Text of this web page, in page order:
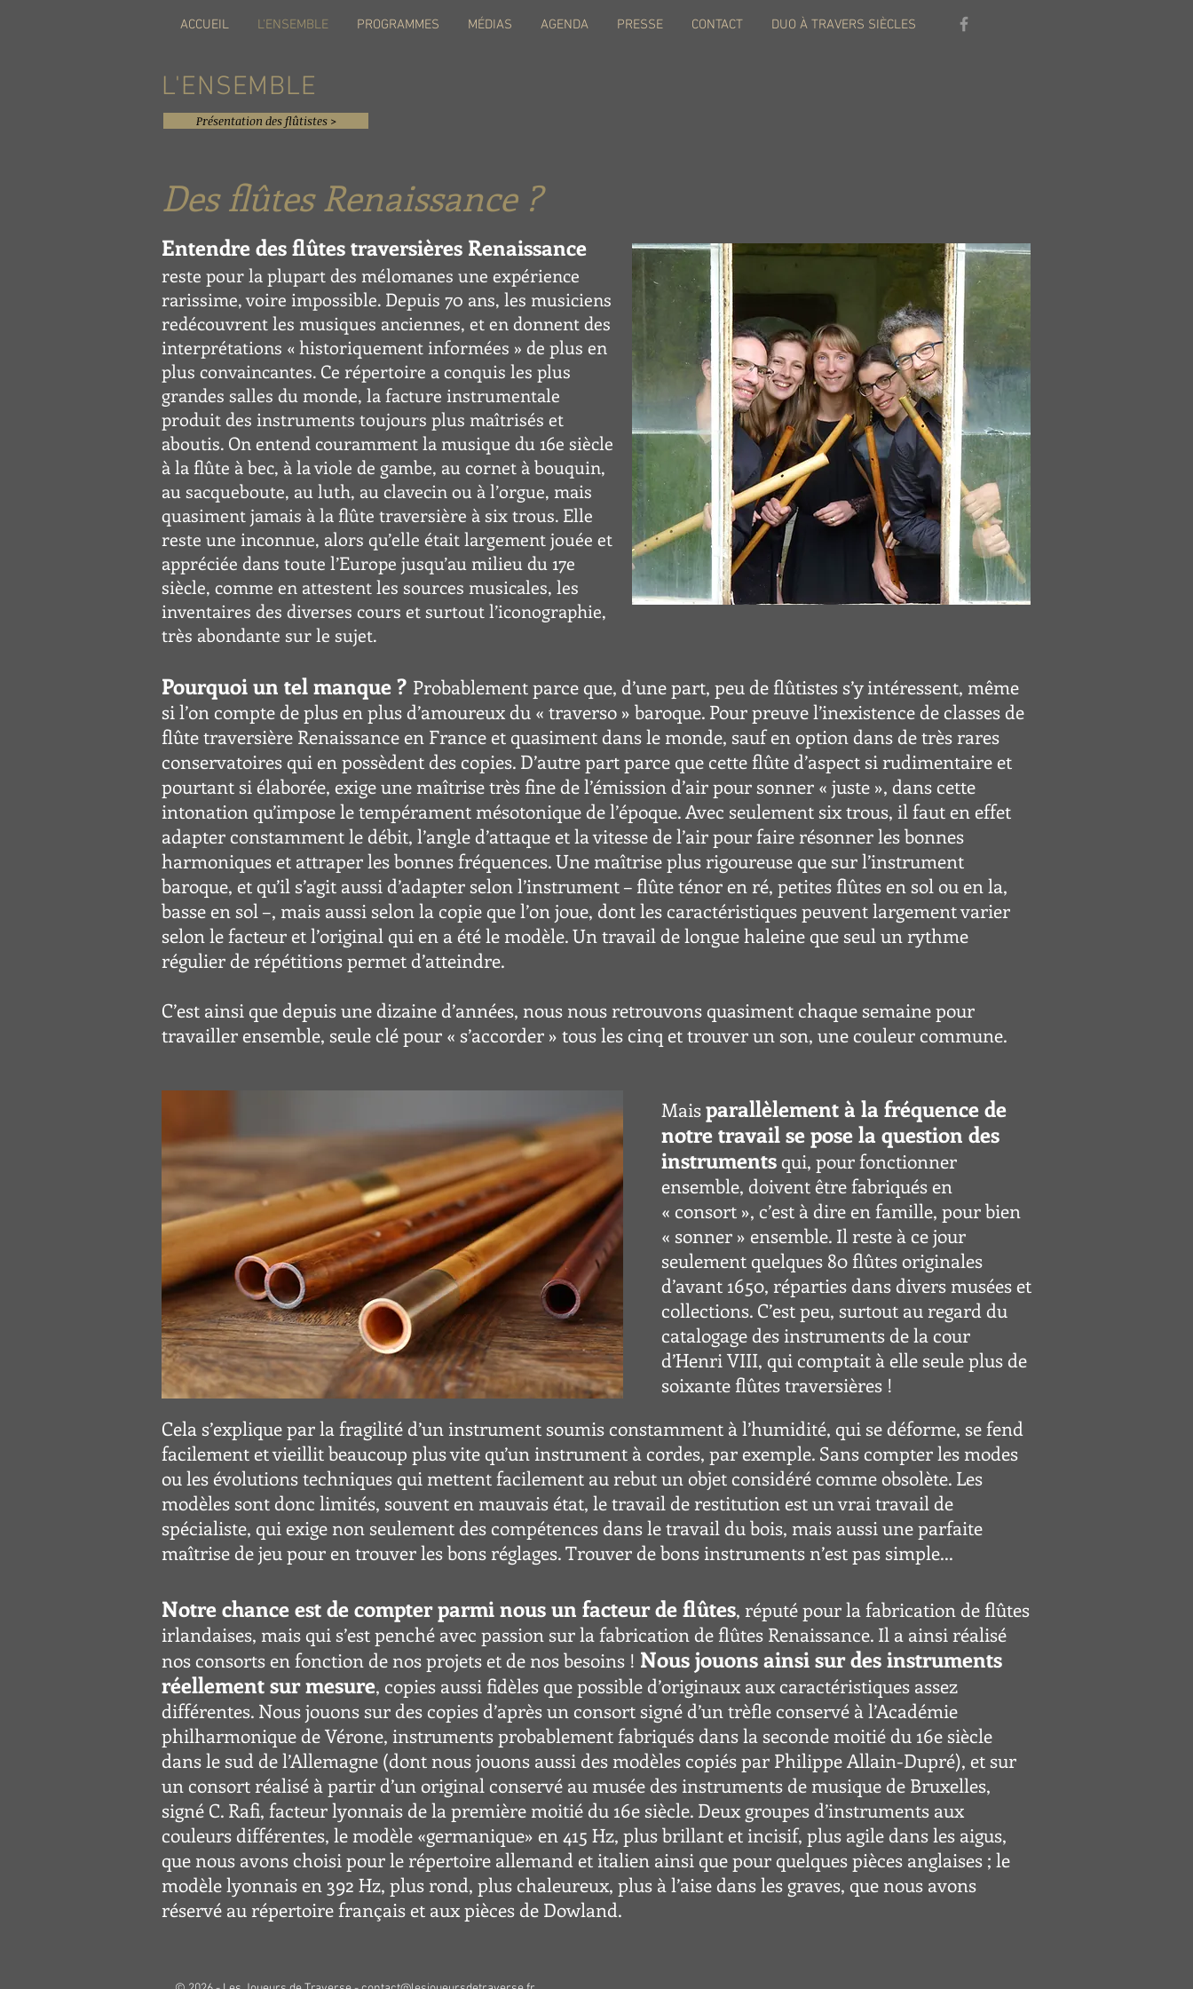
ACCUEIL L'ENSEMBLE PROGRAMMES MÉDIAS AGENDA PRESSE CONTACT DUO À TRAVERS SIÈCLES
L'ENSEMBLE
Présentation des flûtistes >
Des flûtes Renaissance ?
Entendre des flûtes traversières Renaissance
reste pour la plupart des mélomanes une expérience
rarissime, voire impossible. Depuis 70 ans, les musiciens
redécouvrent les musiques anciennes, et en donnent des
interprétations « historiquement informées » de plus en
plus convaincantes. Ce répertoire a conquis les plus
grandes salles du monde, la facture instrumentale
produit des instruments toujours plus maîtrisés et
aboutis. On entend couramment la musique du 16e siècle
à la flûte à bec, à la viole de gambe, au cornet à bouquin,
au sacqueboute, au luth, au clavecin ou à l’orgue, mais
quasiment jamais à la flûte traversière à six trous. Elle
reste une inconnue, alors qu’elle était largement jouée et
appréciée dans toute l’Europe jusqu’au milieu du 17e
siècle, comme en attestent les sources musicales, les
inventaires des diverses cours et surtout l’iconographie,
très abondante sur le sujet.
Pourquoi un tel manque ? Probablement parce que, d’une part, peu de flûtistes s’y intéressent, même
si l’on compte de plus en plus d’amoureux du « traverso » baroque. Pour preuve l’inexistence de classes de
flûte traversière Renaissance en France et quasiment dans le monde, sauf en option dans de très rares
conservatoires qui en possèdent des copies. D’autre part parce que cette flûte d’aspect si rudimentaire et
pourtant si élaborée, exige une maîtrise très fine de l’émission d’air pour sonner « juste », dans cette
intonation qu’impose le tempérament mésotonique de l’époque. Avec seulement six trous, il faut en effet
adapter constamment le débit, l’angle d’attaque et la vitesse de l’air pour faire résonner les bonnes
harmoniques et attraper les bonnes fréquences. Une maîtrise plus rigoureuse que sur l’instrument
baroque, et qu’il s’agit aussi d’adapter selon l’instrument – flûte ténor en ré, petites flûtes en sol ou en la,
basse en sol –, mais aussi selon la copie que l’on joue, dont les caractéristiques peuvent largement varier
selon le facteur et l’original qui en a été le modèle. Un travail de longue haleine que seul un rythme
régulier de répétitions permet d’atteindre.
C’est ainsi que depuis une dizaine d’années, nous nous retrouvons quasiment chaque semaine pour
travailler ensemble, seule clé pour « s’accorder » tous les cinq et trouver un son, une couleur commune.
Maisparallèlement à la fréquence de
notre travail se pose la question des
instruments qui, pour fonctionner
ensemble, doivent être fabriqués en
« consort », c’est à dire en famille, pour bien
« sonner » ensemble. Il reste à ce jour
seulement quelques 80 flûtes originales
d’avant 1650, réparties dans divers musées et
collections. C’est peu, surtout au regard du
catalogage des instruments de la cour
d’Henri VIII, qui comptait à elle seule plus de
soixante flûtes traversières !
Cela s’explique par la fragilité d’un instrument soumis constamment à l’humidité, qui se déforme, se fend
facilement et vieillit beaucoup plus vite qu’un instrument à cordes, par exemple. Sans compter les modes
ou les évolutions techniques qui mettent facilement au rebut un objet considéré comme obsolète. Les
modèles sont donc limités, souvent en mauvais état, le travail de restitution est un vrai travail de
spécialiste, qui exige non seulement des compétences dans le travail du bois, mais aussi une parfaite
maîtrise de jeu pour en trouver les bons réglages. Trouver de bons instruments n’est pas simple...
Notre chance est de compter parmi nous un facteur de flûtes, réputé pour la fabrication de flûtes
irlandaises, mais qui s’est penché avec passion sur la fabrication de flûtes Renaissance. Il a ainsi réalisé
nos consorts en fonction de nos projets et de nos besoins ! Nous jouons ainsi sur des instruments
réellement sur mesure, copies aussi fidèles que possible d’originaux aux caractéristiques assez
différentes. Nous jouons sur des copies d’après un consort signé d’un trèfle conservé à l’Académie
philharmonique de Vérone, instruments probablement fabriqués dans la seconde moitié du 16e siècle
dans le sud de l’Allemagne (dont nous jouons aussi des modèles copiés par Philippe Allain-Dupré), et sur
un consort réalisé à partir d’un original conservé au musée des instruments de musique de Bruxelles,
signé C. Rafi, facteur lyonnais de la première moitié du 16e siècle. Deux groupes d’instruments aux
couleurs différentes, le modèle «germanique» en 415 Hz, plus brillant et incisif, plus agile dans les aigus,
que nous avons choisi pour le répertoire allemand et italien ainsi que pour quelques pièces anglaises ; le
modèle lyonnais en 392 Hz, plus rond, plus chaleureux, plus à l’aise dans les graves, que nous avons
réservé au répertoire français et aux pièces de Dowland.